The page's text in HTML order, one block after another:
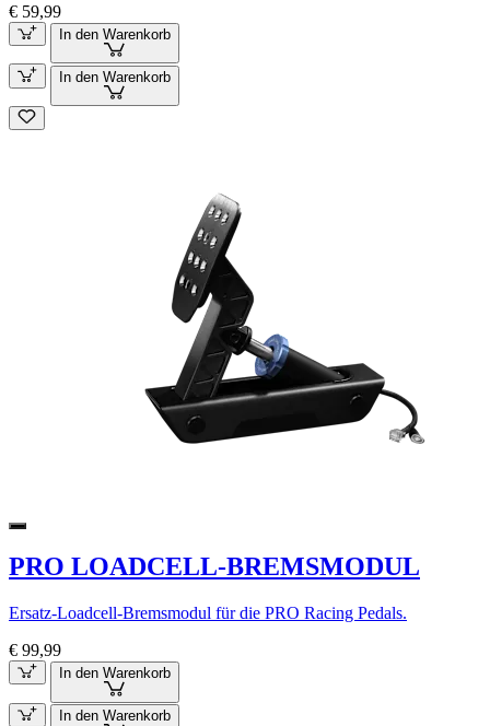
€ 59,99
In den Warenkorb
In den Warenkorb
PRO LOADCELL-BREMSMODUL
Ersatz-Loadcell-Bremsmodul für die PRO Racing Pedals.
€ 99,99
In den Warenkorb
In den Warenkorb